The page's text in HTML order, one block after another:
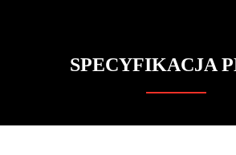
SPECYFIKACJA